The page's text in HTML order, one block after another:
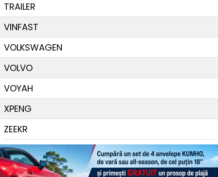
TRAILER
VINFAST
VOLKSWAGEN
VOLVO
VOYAH
XPENG
ZEEKR